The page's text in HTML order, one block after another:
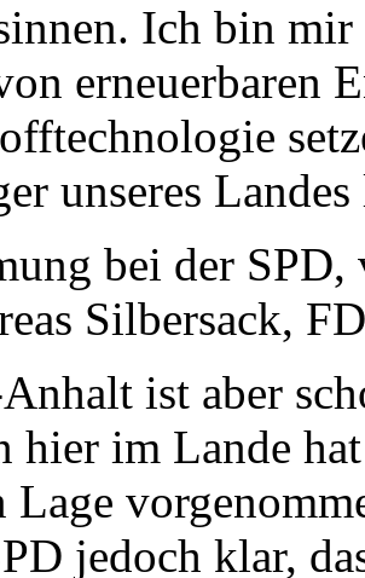
Ich bin
erneuerbaren
unseres
bei der
Silbersack,
Anhalt ist aber
hier im Lande
Lage
jedoch klar,